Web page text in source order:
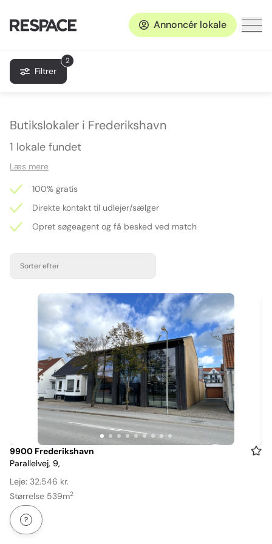
Annoncér lokale
2
Filtrer
Butikslokaler i Frederikshavn
1 lokale fundet
Læs mere
100% gratis
Direkte kontakt til udlejer/sælger
Opret søgeagent og få besked ved match
Sorter efter
Item
1
of
9
9900 Frederikshavn
Parallelvej, 9,
Leje: 32.546 kr.
Størrelse 539m2